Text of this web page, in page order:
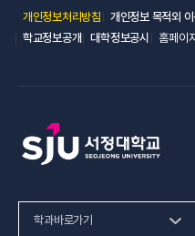
개인정보처리방침(새 창 열림)
개인정보 목적외
학교정보공개(새 창 열림)
대학정보공시(새 창 열
홈페이
학과바로가기